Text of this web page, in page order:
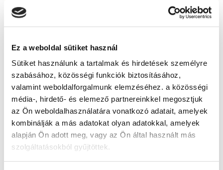
Ez a weboldal sütiket használ
Sütiket használunk a tartalmak és hirdetések személyre
szabásához, közösségi funkciók biztosításához,
valamint weboldalforgalmunk elemzéséhez. a közösségi
média-, hirdető- és elemező partnereinkkel megosztjuk
az Ön weboldalhasználatára vonatkozó adatait, amelyek
kombinálják a más adatokat olyan adatokkal, amelyek
alapján Ön adott meg, vagy az Ön által használt más
szolgáltatásokból gyűjtöttek.
Vizsgadíj várható összege
A csoport a meghirdetett időpontban
biztosan indul!
Lehet még csatlakozni?Igen
Jelentkezem!
" F " csoport
49 nap az indulásig!